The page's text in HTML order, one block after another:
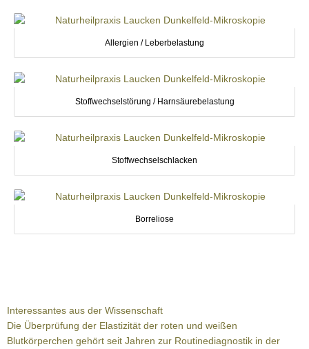
Allergien / Leberbelastung
Stoffwechselstörung / Harnsäurebelastung
Stoffwechselschlacken
Borreliose
Interessantes aus der Wissenschaft
Die Überprüfung der Elastizität der roten und weißen
Blutkörperchen gehört seit Jahren zur Routinediagnostik in der